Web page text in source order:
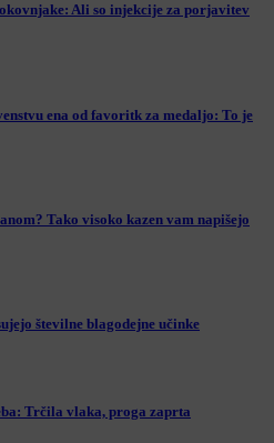
Ali so injekcije za porjavitev
ena od favoritk za medaljo: To je
Tako visoko kazen vam napišejo
številne blagodejne učinke
Trčila vlaka, proga zaprta